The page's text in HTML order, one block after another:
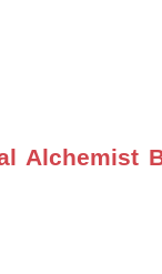
Alchemist